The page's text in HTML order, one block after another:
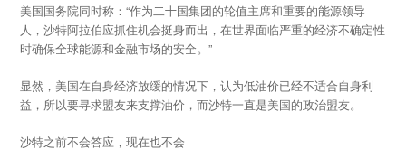
美国国务院同时称：“作为二十国集团的轮值主席和重要的能源领导
人，沙特阿拉伯应抓住机会挺身而出，在世界面临严重的经济不确定性
时确保全球能源和金融市场的安全。”
显然，美国在自身经济放缓的情况下，认为低油价已经不适合自身利
益，所以要寻求盟友来支撑油价，而沙特一直是美国的政治盟友。
沙特之前不会答应，现在也不会